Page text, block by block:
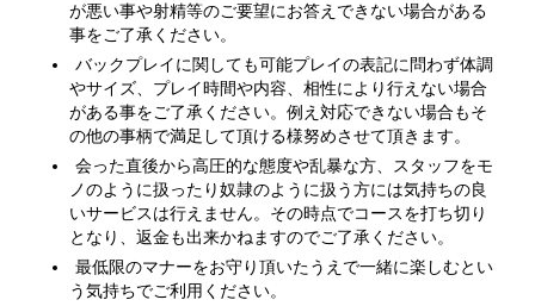
が悪い事や射精等のご要望にお答えできない場合がある
事をご了承ください。
バックプレイに関しても可能プレイの表記に問わず体調
やサイズ、プレイ時間や内容、相性により行えない場合
がある事をご了承ください。例え対応できない場合もそ
の他の事柄で満足して頂ける様努めさせて頂きます。
会った直後から高圧的な態度や乱暴な方、スタッフをモ
ノのように扱ったり奴隷のように扱う方には気持ちの良
いサービスは行えません。その時点でコースを打ち切り
となり、返金も出来かねますのでご了承ください。
最低限のマナーをお守り頂いたうえで一緒に楽しむとい
う気持ちでご利用ください。